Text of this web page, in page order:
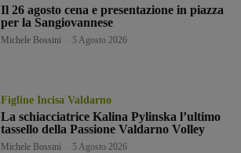
Il 26 agosto cena e presentazione in piazza
per la Sangiovannese
Michele Bossini 5 Agosto 2026
Figline Incisa Valdarno
La schiacciatrice Kalina Pylinska l’ultimo
tassello della Passione Valdarno Volley
Michele Bossini 5 Agosto 2026